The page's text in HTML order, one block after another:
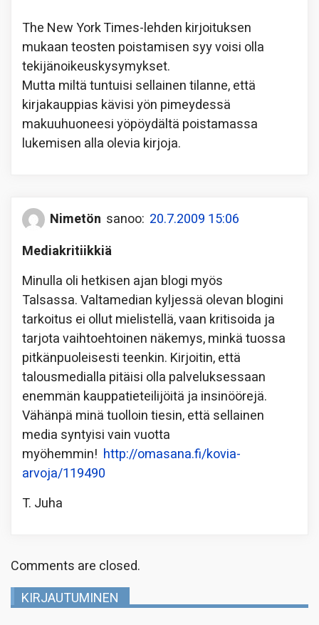
The New York Times-lehden kirjoituksen
mukaan teosten poistamisen syy voisi olla
tekijänoikeuskysymykset.
Mutta miltä tuntuisi sellainen tilanne, että
kirjakauppias kävisi yön pimeydessä
makuuhuoneesi yöpöydältä poistamassa
lukemisen alla olevia kirjoja.
Nimetön sanoo: 20.7.2009 15:06
Mediakritiikkiä
Minulla oli hetkisen ajan blogi myös
Talsassa. Valtamedian kyljessä olevan blogini
tarkoitus ei ollut mielistellä, vaan kritisoida ja
tarjota vaihtoehtoinen näkemys, minkä tuossa
pitkänpuoleisesti teenkin. Kirjoitin, että
talousmedialla pitäisi olla palveluksessaan
enemmän kauppatieteilijöitä ja insinöörejä.
Vähänpä minä tuolloin tiesin, että sellainen
media syntyisi vain vuotta
myöhemmin! http://omasana.fi/kovia-
arvoja/119490
T. Juha
Comments are closed.
KIRJAUTUMINEN